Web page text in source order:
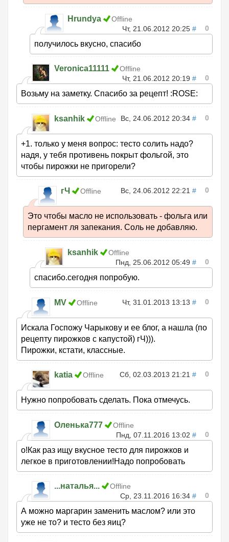
Hrundya
Offline
Чт, 21.06.2012 20:25 # 0
получилось вкусно, спасибо
Veronica11111
Offline
Чт, 21.06.2012 20:19 # 0
Возьму на заметку. Спасибо за рецепт! :ROSE:
ksanhik Offline Вс, 24.06.2012 20:34 # 0
+1. только у меня вопрос: тесто солить надо?
надя, у тебя противень покрыт фольгой, это
чтобы пирожки не пригорели?
гЧ Offline Вс, 24.06.2012 22:21 # 0
Это чтобы масло не использовать - фольга или
пергамент ля запекания. Соль не добавляю.
ksanhik
Offline
Пнд, 25.06.2012 05:49 # 0
спасибо.сегодня попробую.
MV Offline Чт, 31.01.2013 13:13 # 0
Искала Госпожу Чарыкову и ее блог, а нашла (по
рецепту пирожков с капустой) гЧ))).
Пирожки, кстати, классные.
katia Offline Сб, 02.03.2013 21:21 # 0
Нужно попробовать сделать. Пока отмечусь.
Оленька777
Offline
Пнд, 07.11.2016 13:02 # 0
о!Как раз ищу вкусное тесто для пирожков и
легкое в приготовлении!Надо попробовать
...наталья...
Offline
Ср, 23.11.2016 16:34 # 0
А можно маргарин заменить маслом? или это
уже не то? и тесто без яиц?